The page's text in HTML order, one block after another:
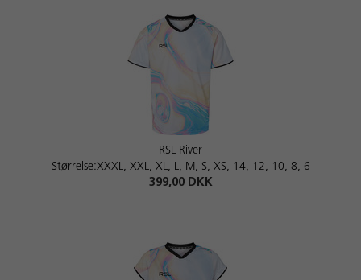
RSL River
Størrelse:XXXL, XXL, XL, L, M, S, XS, 14, 12, 10, 8, 6
399,00 DKK